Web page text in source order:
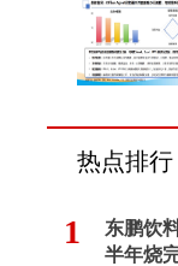
热点排行
1
东鹏饮
半年烧